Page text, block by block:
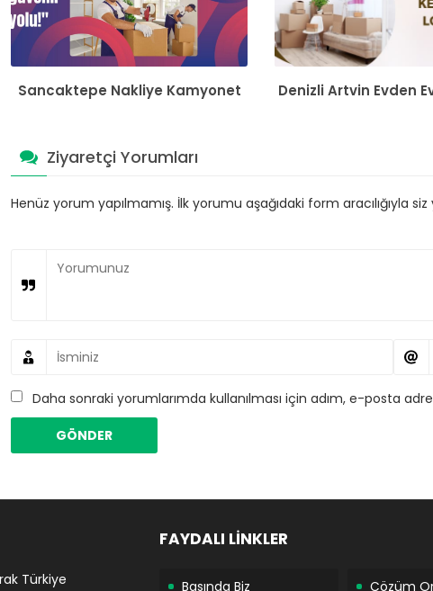
Sancaktepe Nakliye Kamyonet Denizli Artvin Evden
Ziyaretçi Yorumları
Henüz yorum yapılmamış. İlk yorumu aşağıdaki form aracılığıyla
Daha sonraki yorumlarımda kullanılması için adım, e-posta
Türkiye
FAYDALI LİNKLER
Basında Biz Çözüm